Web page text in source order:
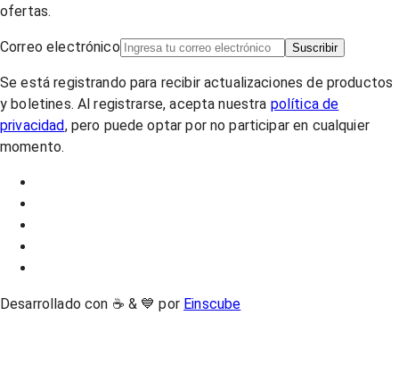
ofertas.
Correo electrónico Suscribir
Se está registrando para recibir actualizaciones de productos
y boletines. Al registrarse, acepta nuestra política de
privacidad, pero puede optar por no participar en cualquier
momento.
Desarrollado con ☕ & 💙 por Einscube